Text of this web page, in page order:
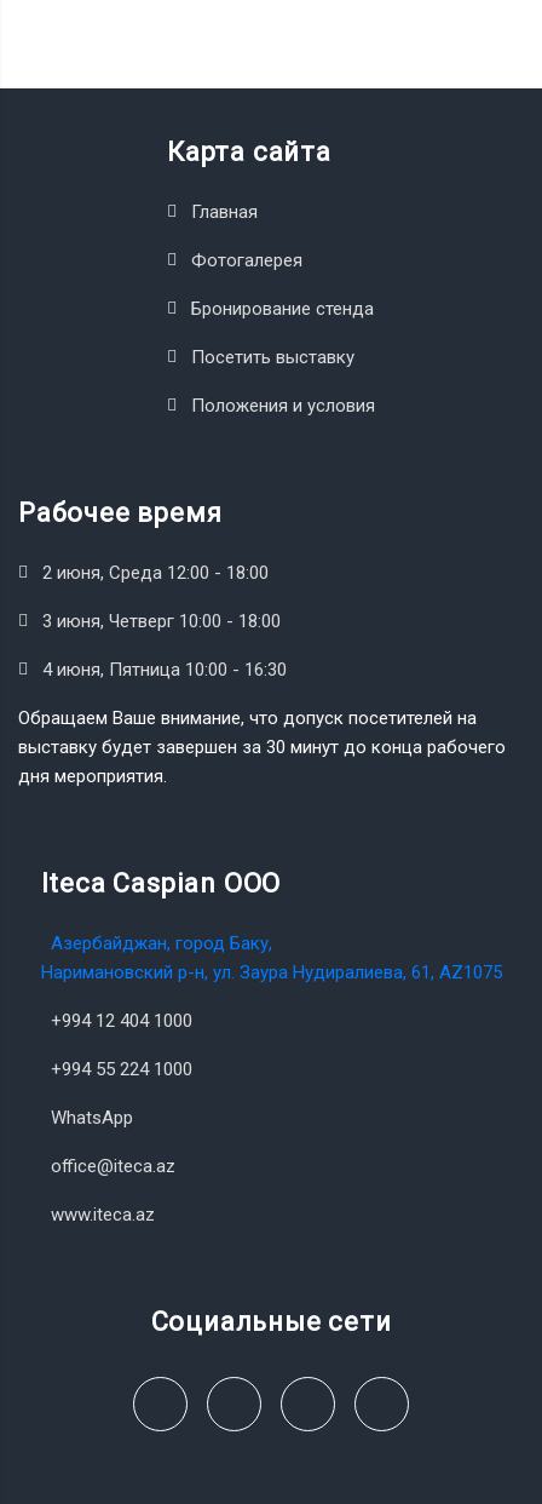
Карта сайта
Главная
Фотогалерея
Бронирование стенда
Посетить выставку
Положения и условия
Рабочее время
2 июня, Среда 12:00 - 18:00
3 июня, Четверг 10:00 - 18:00
4 июня, Пятница 10:00 - 16:30
Обращаем Ваше внимание, что допуск посетителей на
выставку будет завершен за 30 минут до конца рабочего
дня мероприятия.
Iteca Caspian OOO
Азербайджан, город Баку,
Наримановский р-н, ул. Заура Нудиралиева, 61, AZ1075
+994 12 404 1000
+994 55 224 1000
WhatsApp
office@iteca.az
www.iteca.az
Социальные сети